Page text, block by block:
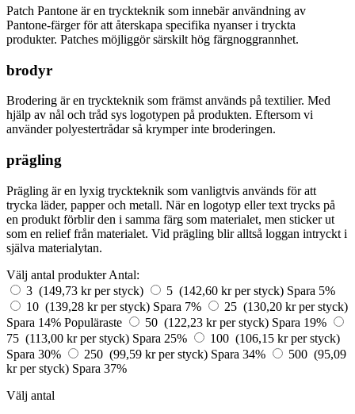
Patch Pantone är en tryckteknik som innebär användning av
Pantone-färger för att återskapa specifika nyanser i tryckta
produkter. Patches möjliggör särskilt hög färgnoggrannhet.
brodyr
Brodering är en tryckteknik som främst används på textilier. Med
hjälp av nål och tråd sys logotypen på produkten. Eftersom vi
använder polyestertrådar så krymper inte broderingen.
prägling
Prägling är en lyxig tryckteknik som vanligtvis används för att
trycka läder, papper och metall. När en logotyp eller text trycks på
en produkt förblir den i samma färg som materialet, men sticker ut
som en relief från materialet. Vid prägling blir alltså loggan intryckt i
själva materialytan.
Välj antal produkter Antal:
3 (149,73 kr per styck)
5 (142,60 kr per styck) Spara 5%
10 (139,28 kr per styck) Spara 7%
25 (130,20 kr per styck)
Spara 14% Populäraste 50 (122,23 kr per styck) Spara 19%
75 (113,00 kr per styck) Spara 25%
100 (106,15 kr per styck)
Spara 30%
250 (99,59 kr per styck) Spara 34%
500 (95,09
kr per styck) Spara 37%
Välj antal